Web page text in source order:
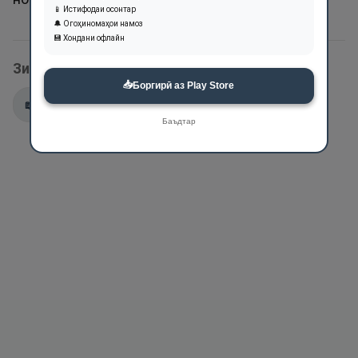
Зикри ин ном дар оятҳои Қуръон:
📖 2:235 📖17:44 📖22:59 📖35:41
📱 Истифодаи осонтар
🔔 Огоҳиномаҳои намоз
💾 Хондани офлайн
📥Боргирӣ аз Play Store
Баъдтар